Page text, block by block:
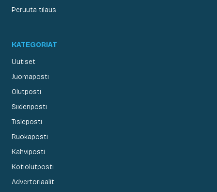
Peruuta tilaus
KATEGORIAT
Uutiset
Juomaposti
Olutposti
Siideriposti
Tisleposti
Ruokaposti
Kahviposti
Kotiolutposti
Advertoriaalit